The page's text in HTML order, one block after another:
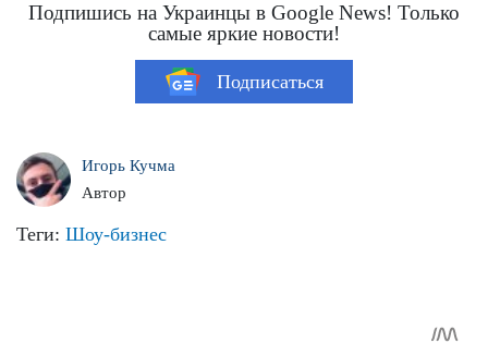
Подпишись на Украинцы в Google News! Только
самые яркие новости!
Подписаться
Игорь Кучма
Автор
Теги: Шоу-бизнес